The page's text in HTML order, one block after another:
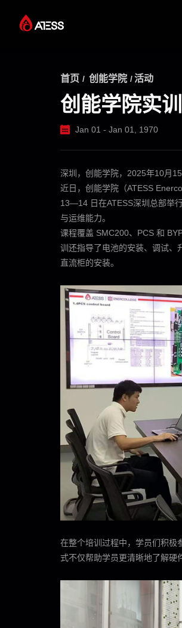
关于 ATESS
服务与支持
首页 / 创能学院 /活动
创能学院实
Jan 01 - Jan 01, 1970
深圳，创能学院，2025年10月
近日，创能学院（ATESS
13—14 日在ATESS深圳总部举
与运维能力。
课程覆盖 SMC200、PCS 和
训还指导了电池的安装、调试、
直流柜的安装。
在整个培训过程中，学员们积极
式不仅帮助学员更清晰地了解硬